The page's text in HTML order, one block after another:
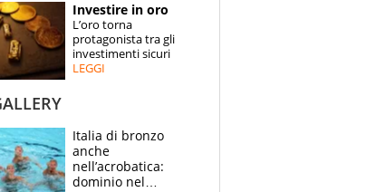
SPECIALI
ESPERTI
Investire in oro
L’oro torna
protagonista tra gli
investimenti sicuri
LEGGI
Italia di bronzo
anche
nell’acrobatica:
dominio nel